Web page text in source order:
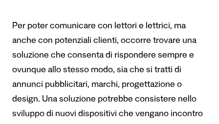
Per poter comunicare con lettori e lettrici, ma
anche con potenziali clienti, occorre trovare una
soluzione che consenta di rispondere sempre e
ovunque allo stesso modo, sia che si tratti di
annunci pubblicitari, marchi, progettazione o
design. Una soluzione potrebbe consistere nello
sviluppo di nuovi dispositivi che vengano incontro